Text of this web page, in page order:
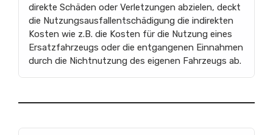
direkte Schäden oder Verletzungen abzielen, deckt
die Nutzungsausfallentschädigung die indirekten
Kosten wie z.B. die Kosten für die Nutzung eines
Ersatzfahrzeugs oder die entgangenen Einnahmen
durch die Nichtnutzung des eigenen Fahrzeugs ab.